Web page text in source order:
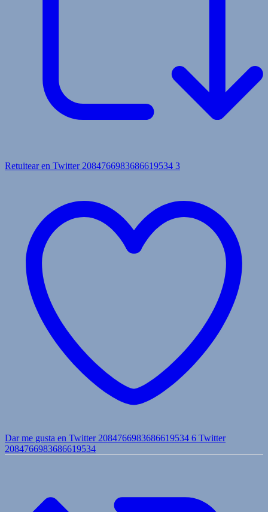
Retuitear en Twitter 2084766983686619534 3
Dar me gusta en Twitter 2084766983686619534 6 Twitter
2084766983686619534